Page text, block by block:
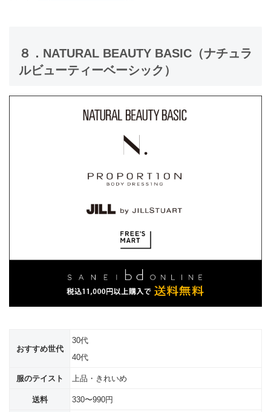
８．NATURAL BEAUTY BASIC（ナチュラ
ルビューティーベーシック）
おすすめ世代
30代
40代
服のテイスト 上品・きれいめ
送料 330〜990円